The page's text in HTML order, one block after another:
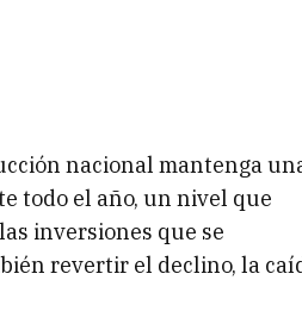
nacional mantenga
todo el año, un nivel que
inversiones que se
revertir el declino, la